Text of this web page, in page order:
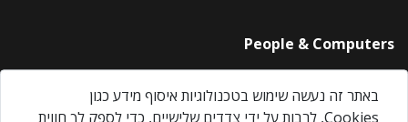
People & Computers
About Us
Privacy Policy
באתר זה נעשה שימוש בטכנולוגיות איסוף מידע כגון
Cookies, לרבות על ידי צדדים שלישיים, כדי לספק לך חווית